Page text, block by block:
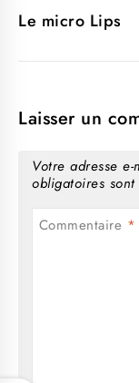
Le micro Lips
Laisser un
Votre adresse
obligatoires
Commentaire *